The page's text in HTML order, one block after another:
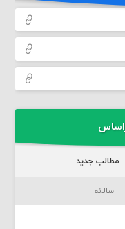
مطالب جدید
سالانه